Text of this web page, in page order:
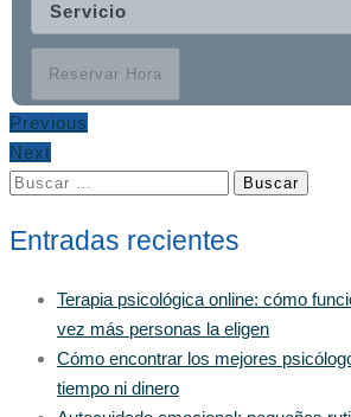
Servicio
Reservar Hora
Previous
Next
Buscar:
Entradas recientes
Terapia psicológica online: cómo
vez más personas la eligen
Cómo encontrar los mejores
tiempo ni dinero